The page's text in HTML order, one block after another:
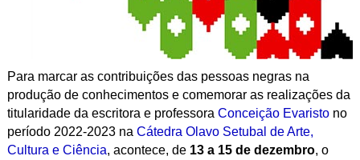
Para marcar as contribuições das pessoas negras na
produção de conhecimentos e comemorar as realizações da
titularidade da escritora e professora Conceição Evaristono
período 2022-2023 na Cátedra Olavo Setubal de Arte,
Cultura e Ciência, acontece, de 13 a 15 de dezembro, o